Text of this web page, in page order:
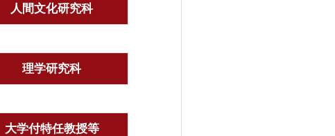
人間文化研究科
理学研究科
大学付特任教授等